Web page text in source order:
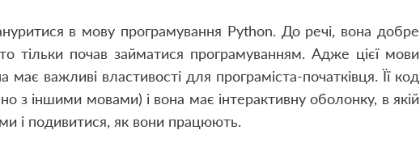
в мову програмування Python. До речі, вона добре
тільки почав займатися програмуванням. Адже цієї мови
має важливі властивості для програміста-початківця. Її код
з іншими мовами) і вона має інтерактивну оболонку, в якій
і подивитися, як вони працюють.